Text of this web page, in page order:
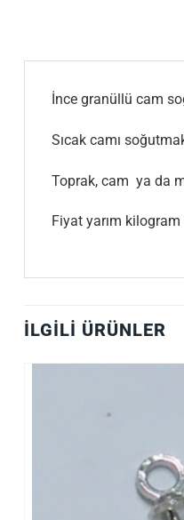
İnce granüllü cam
Sıcak camı
Toprak, cam ya da
Fiyat yarım
İLGILI ÜRÜNLER